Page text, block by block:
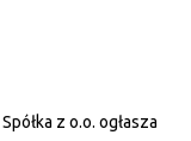
z o.o. ogłasza